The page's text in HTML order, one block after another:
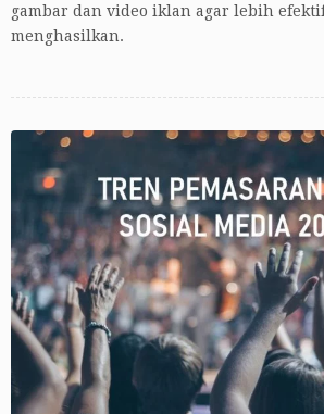
gambar dan video iklan agar lebih
menghasilkan.